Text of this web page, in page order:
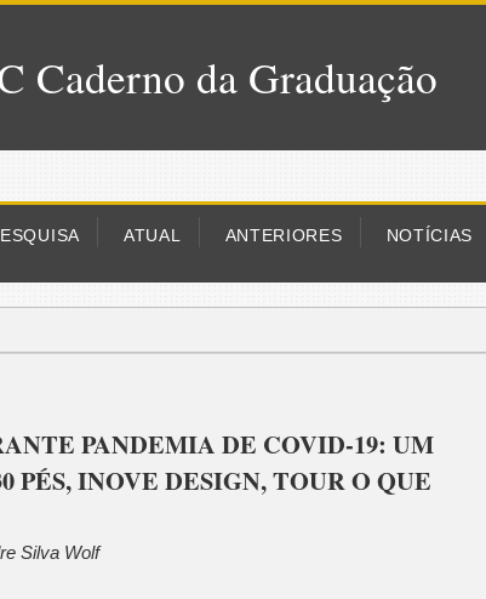
Caderno da Graduação
ATUAL ANTERIORES NOTÍCIAS
PANDEMIA DE COVID-19: UM
PÉS, INOVE DESIGN, TOUR O QUE
Silva Wolf